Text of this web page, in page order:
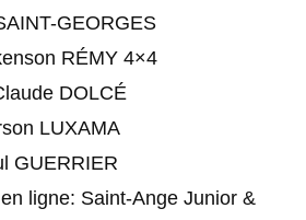
GEORGES
RÉMY 4×4
DOLCÉ
LUXAMA
GUERRIER
ligne: Saint-Ange Junior &